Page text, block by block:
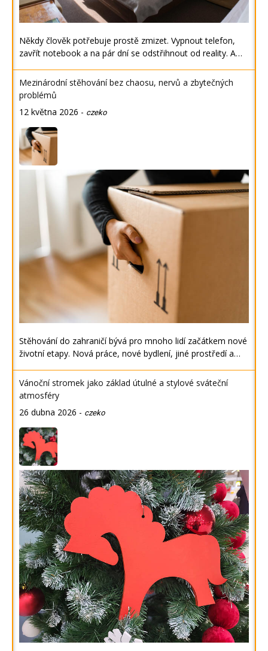
Někdy člověk potřebuje prostě zmizet. Vypnout telefon,
zavřít notebook a na pár dní se odstřihnout od reality. A…
Mezinárodní stěhování bez chaosu, nervů a zbytečných
problémů
12 května 2026 - czeko
Stěhování do zahraničí bývá pro mnoho lidí začátkem nové
životní etapy. Nová práce, nové bydlení, jiné prostředí a…
Vánoční stromek jako základ útulné a stylové sváteční
atmosféry
26 dubna 2026 - czeko